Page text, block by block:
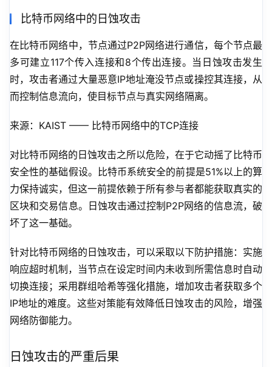
比特币网络中的日蚀攻击
在比特币网络中，节点通过P2P网络进行通信，每个节点最
多可建立117个传入连接和8个传出连接。当日蚀攻击发生
时，攻击者通过大量恶意IP地址淹没节点或操控其连接，从
而控制信息流向，使目标节点与真实网络隔离。
来源：KAIST —— 比特币网络中的TCP连接
对比特币网络的日蚀攻击之所以危险，在于它动摇了比特币
安全性的基础假设。比特币系统安全的前提是51%以上的算
力保持诚实，但这一前提依赖于所有参与者都能获取真实的
区块和交易信息。日蚀攻击通过控制P2P网络的信息流，破
坏了这一基础。
针对比特币网络的日蚀攻击，可以采取以下防护措施：实施
响应超时机制，当节点在设定时间内未收到所需信息时自动
切换连接；采用群组哈希等强化措施，增加攻击者获取多个
IP地址的难度。这些对策能有效降低日蚀攻击的风险，增强
网络防御能力。
日蚀攻击的严重后果